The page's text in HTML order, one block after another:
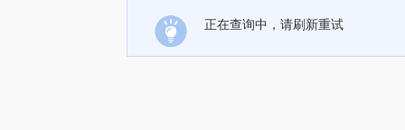
正在查询中，请刷新重试